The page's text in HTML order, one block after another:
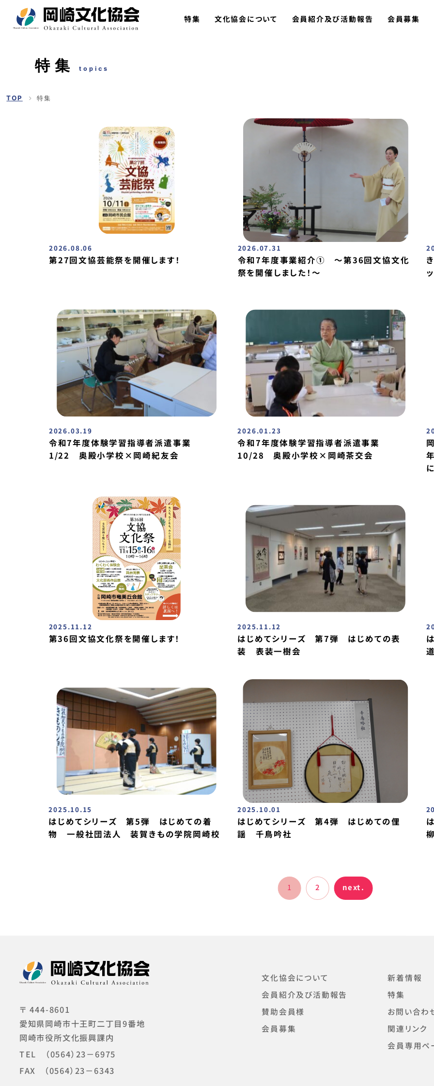
特集 文化協会について 会員紹介及び活動報告 会員募集
特集 topics
TOP 特集
2026.08.06
第27回文協芸能祭を開催します！
2026.07.31
令和7年度事業紹介① ～第36回文協文化
祭を開催しました！～
2026.03.19
令和7年度体験学習指導者派遣事業
1/22 奥殿小学校×岡崎紀友会
2026.01.23
令和7年度体験学習指導者派遣事業
10/28 奥殿小学校×岡崎茶交会
2025.11.12
第36回文協文化祭を開催します！
2025.11.12
はじめてシリーズ 第7弾 はじめての表
装 表装一樹会
2025.10.15
はじめてシリーズ 第5弾 はじめての着
物 一般社団法人 装賀きもの学院岡崎校
2025.10.01
はじめてシリーズ 第4弾 はじめての俚
謡 千鳥吟社
1 2 next.
〒 444-8601
愛知県岡崎市十王町二丁目9番地
岡崎市役所文化振興課内
TEL （0564）23－6975
FAX （0564）23－6343
文化協会について
会員紹介及び活動報告
賛助会員様
会員募集
新着情報
特集
お問い合わ
関連リンク
会員専用ペ